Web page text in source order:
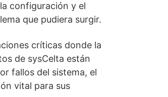
configuración y el
que pudiera surgir.
críticas donde la
de sysCelta están
fallos del sistema, el
vital para sus